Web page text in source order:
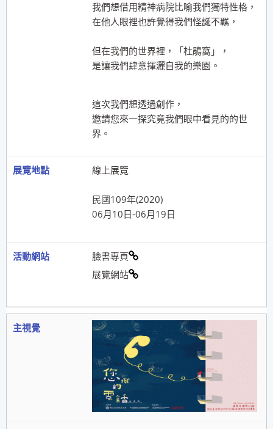
我們想借用精神病院比喻我們獨特性格，
在他人眼裡也許覺得我們怪誕不羈，
但在我們的世界裡，「杜鵑窩」，
是讓我們肆意揮灑自我的樂園。
這次我們想透過創作，
邀請您來一探究竟我們眼中看見的的世
界。
線上展覽
民國109年(2020)
06月10日-06月19日
臉書專頁
展覽網站